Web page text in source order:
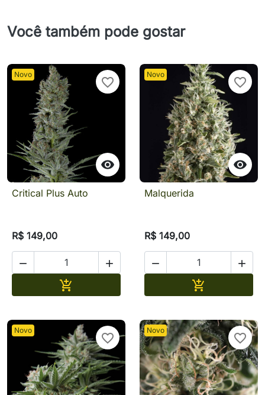
Você também pode gostar
Novo

favorite_border
Critical Plus Auto
R$ 149,00
 

Novo

favorite_border
Malquerida
R$ 149,00
 

Novo
favorite_border
Novo
favorite_border